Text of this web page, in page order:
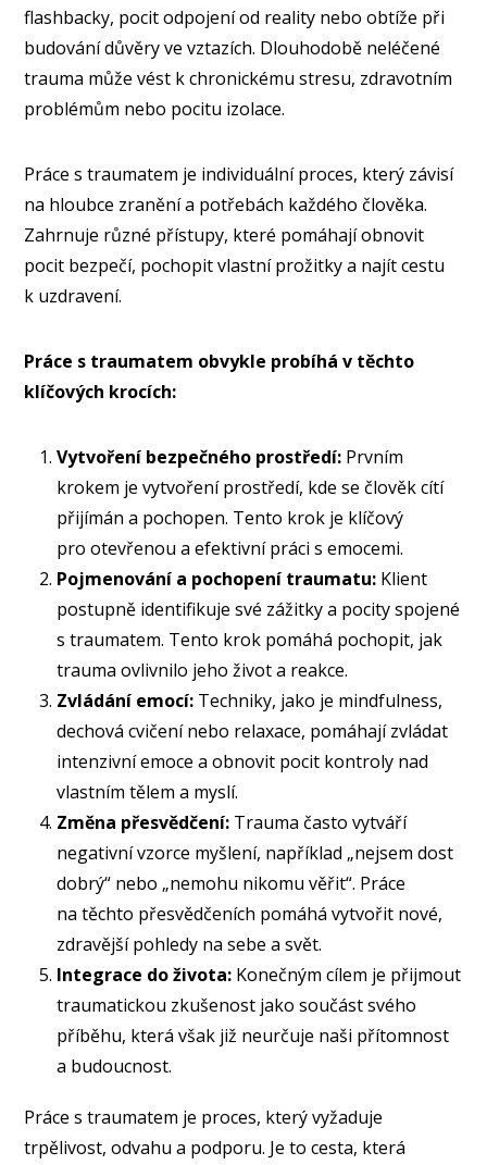
flashbacky, pocit odpojení od reality nebo obtíže při
budování důvěry ve vztazích. Dlouhodobě neléčené
trauma může vést k chronickému stresu, zdravotním
problémům nebo pocitu izolace.
Práce s traumatem je individuální proces, který závisí
na hloubce zranění a potřebách každého člověka.
Zahrnuje různé přístupy, které pomáhají obnovit
pocit bezpečí, pochopit vlastní prožitky a najít cestu
k uzdravení.
Práce s traumatem obvykle probíhá v těchto
klíčových krocích:
Vytvoření bezpečného prostředí: Prvním
krokem je vytvoření prostředí, kde se člověk cítí
přijímán a pochopen. Tento krok je klíčový
pro otevřenou a efektivní práci s emocemi.
Pojmenování a pochopení traumatu: Klient
postupně identifikuje své zážitky a pocity spojené
s traumatem. Tento krok pomáhá pochopit, jak
trauma ovlivnilo jeho život a reakce.
Zvládání emocí: Techniky, jako je mindfulness,
dechová cvičení nebo relaxace, pomáhají zvládat
intenzivní emoce a obnovit pocit kontroly nad
vlastním tělem a myslí.
Změna přesvědčení: Trauma často vytváří
negativní vzorce myšlení, například „nejsem dost
dobrý“ nebo „nemohu nikomu věřit“. Práce
na těchto přesvědčeních pomáhá vytvořit nové,
zdravější pohledy na sebe a svět.
Integrace do života: Konečným cílem je přijmout
traumatickou zkušenost jako součást svého
příběhu, která však již neurčuje naši přítomnost
a budoucnost.
Práce s traumatem je proces, který vyžaduje
trpělivost, odvahu a podporu. Je to cesta, která